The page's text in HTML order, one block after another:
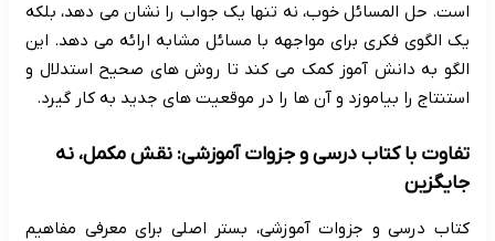
است. حل المسائل خوب، نه تنها یک جواب را نشان می دهد، بلکه
یک الگوی فکری برای مواجهه با مسائل مشابه ارائه می دهد. این
الگو به دانش آموز کمک می کند تا روش های صحیح استدلال و
استنتاج را بیاموزد و آن ها را در موقعیت های جدید به کار گیرد.
تفاوت با کتاب درسی و جزوات آموزشی: نقش مکمل، نه
جایگزین
کتاب درسی و جزوات آموزشی، بستر اصلی برای معرفی مفاهیم